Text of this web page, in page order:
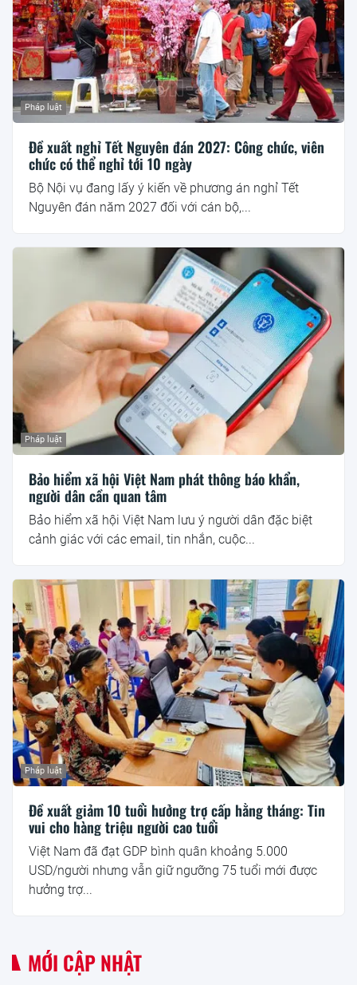
Pháp luật
Đề xuất nghỉ Tết Nguyên đán 2027: Công chức, viên
chức có thể nghỉ tới 10 ngày
Bộ Nội vụ đang lấy ý kiến về phương án nghỉ Tết
Nguyên đán năm 2027 đối với cán bộ,...
Pháp luật
Bảo hiểm xã hội Việt Nam phát thông báo khẩn,
người dân cần quan tâm
Bảo hiểm xã hội Việt Nam lưu ý người dân đặc biệt
cảnh giác với các email, tin nhắn, cuộc...
Pháp luật
Đề xuất giảm 10 tuổi hưởng trợ cấp hằng tháng: Tin
vui cho hàng triệu người cao tuổi
Việt Nam đã đạt GDP bình quân khoảng 5.000
USD/người nhưng vẫn giữ ngưỡng 75 tuổi mới được
hưởng trợ...
MỚI CẬP NHẬT